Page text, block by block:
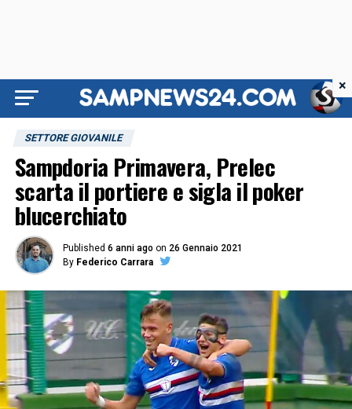
SETTORE GIOVANILE
Sampdoria Primavera, Prelec
scarta il portiere e sigla il poker
blucerchiato
Published 6 anni ago on 26 Gennaio 2021
By Federico Carrara
×